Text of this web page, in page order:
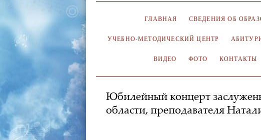
ГЛАВНАЯ СВЕДЕНИЯ ОБ
УЧЕБНО-МЕТОДИЧЕСКИЙ ЦЕНТР
ВИДЕО ФОТО КОНТАКТЫ
Юбилейный концерт
области, преподавателя